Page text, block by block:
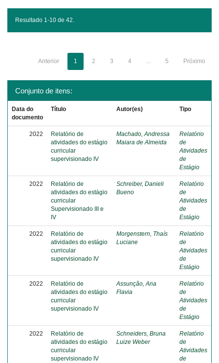
Resultado 1-10 de 42.
Anterior 1 2 3 4 ... 5 Próximo
Conjunto de itens:
Data do
documento
Título Autor(es) Tipo
2022
Relatório de
atividades do estágio
curricular
supervisionado IV
Machado, Andressa
Maiara de Almeida
Relatório
de
Atividades
de
Estágio
2022
Relatório de
atividades do estágio
curricular
Supervisionado III e
IV
Schreiber, Danieli
Bueno
Relatório
de
Atividades
de
Estágio
2022
Relatório de
atividades do estágio
curricular
supervisionado IV
Morgenstern, Thaís
Luciane
Relatório
de
Atividades
de
Estágio
2022
Relatório de
atividades do estágio
curricular
supervisionado IV
Assunção, Ana
Flavia
Relatório
de
Atividades
de
Estágio
2022
Relatório de
atividades do estágio
curricular
supervisionado IV
Schneiders, Bruna
Luize Weber
Relatório
de
Atividades
de